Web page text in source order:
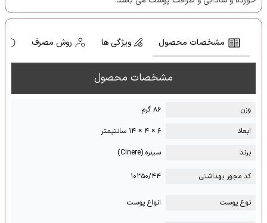
مشخصات محصول ویژگی ها روش مصرف
مشخصات محصول
وزن
۸۶ گرم
ابعاد
۶ × ۴ × ۱۴ سانتیمتر
برند
سینره (Cinere)
کد مجوز بهداشتی ۱۰۳۵۰/۴۴
نوع پوست انواع پوست